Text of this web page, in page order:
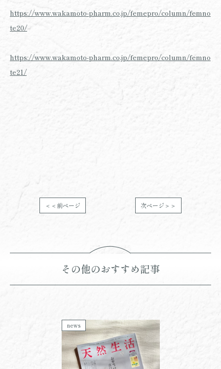
https://www.wakamoto-pharm.co.jp/femepro/column/femno
te20/
https://www.wakamoto-pharm.co.jp/femepro/column/femno
te21/
＜＜前ページ 次ページ＞＞
その他のおすすめ記事
news